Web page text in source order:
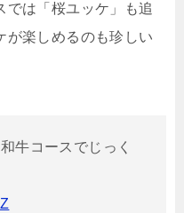
では「桜ユッケ」も追
が楽しめるのも珍しい
牛コースでじっく